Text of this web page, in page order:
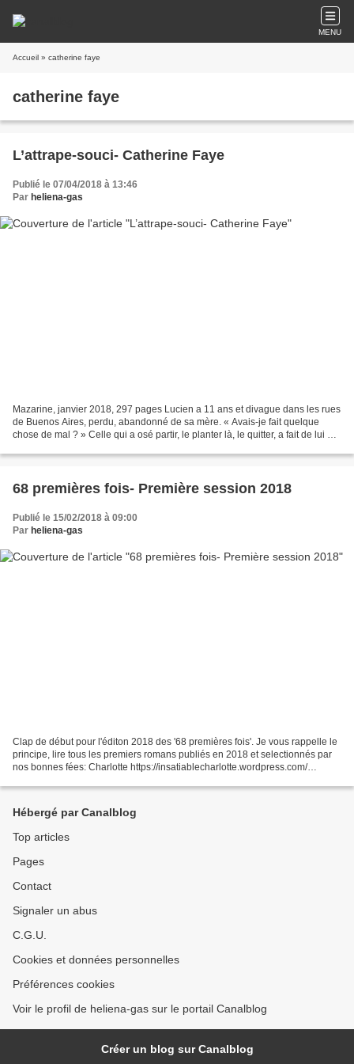
MENU
Accueil » catherine faye
catherine faye
L’attrape-souci- Catherine Faye
Publié le 07/04/2018 à 13:46
Par heliena-gas
Mazarine, janvier 2018, 297 pages Lucien a 11 ans et divague dans les rues
de Buenos Aires, perdu, abandonné de sa mère. « Avais-je fait quelque
chose de mal ? » Celle qui a osé partir, le planter là, le quitter, a fait de lui un
68 premières fois- Première session 2018
Publié le 15/02/2018 à 09:00
Par heliena-gas
Clap de début pour l'éditon 2018 des '68 premières fois'. Je vous rappelle le
principe, lire tous les premiers romans publiés en 2018 et selectionnés par
nos bonnes fées: Charlotte https://insatiablecharlotte.wordpress.com/
Hébergé par Canalblog
Top articles
Pages
Contact
Signaler un abus
C.G.U.
Cookies et données personnelles
Préférences cookies
Voir le profil de heliena-gas sur le portail Canalblog
Créer un blog sur Canalblog